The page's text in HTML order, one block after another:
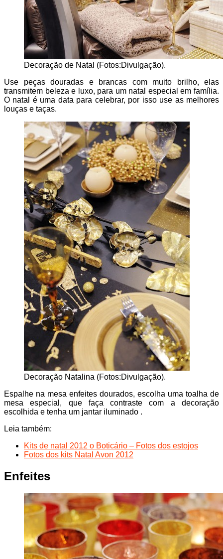
Decoração de Natal (Fotos:Divulgação).
Use peças douradas e brancas com muito brilho, elas
transmitem beleza e luxo, para um natal especial em família.
O natal é uma data para celebrar, por isso use as melhores
louças e taças.
Decoração Natalina (Fotos:Divulgação).
Espalhe na mesa enfeites dourados, escolha uma toalha de
mesa especial, que faça contraste com a decoração
escolhida e tenha um jantar iluminado .
Leia também:
Kits de natal 2012 o Boticário – Fotos dos estojos
Fotos dos kits Natal Avon 2012
Enfeites